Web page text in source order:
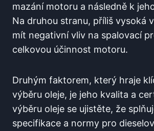
mazání motoru a následně k
Na druhou stranu, příliš vysoká
mít negativní vliv na spalovací
celkovou účinnost motoru.
Druhým faktorem, který hraje
výběru oleje, je jeho kvalita a
výběru oleje se ujistěte, že
specifikace a normy pro